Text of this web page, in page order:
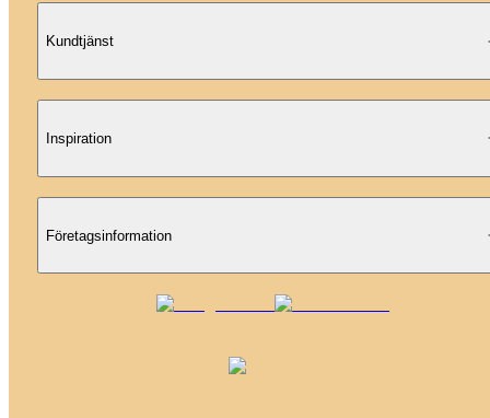
Kundtjänst
Inspiration
Företagsinformation